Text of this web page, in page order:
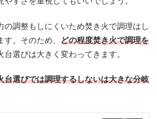
の調整もしにくいため焚き火で調理はし
。そのため、 どの程度焚き火で調理を
台選びは大きく変わってきます。
台選びでは調理するしないは大きな分岐